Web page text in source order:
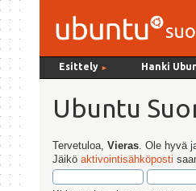
Esittely ► Hanki
Ubuntu
Tervetuloa,Vieras . Ole hyvä
Jäiköaktivointisähköposti